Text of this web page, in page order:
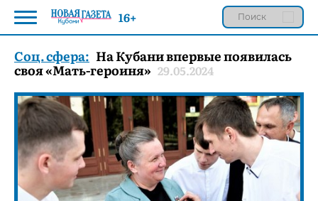
Соц. сфера: На Кубани впервые появилась
своя «Мать-героиня» 29.05.2024
16+